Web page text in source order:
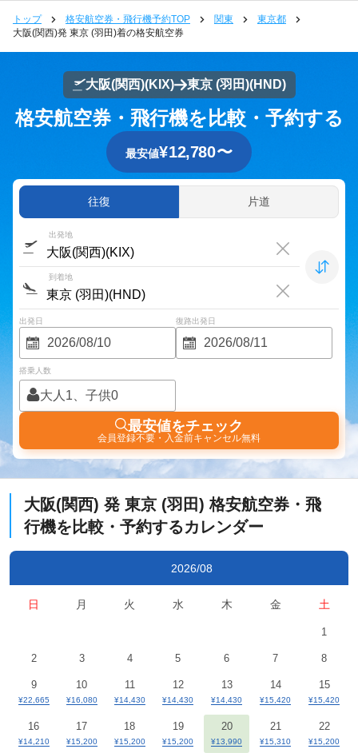
トップ 格安航空券・飛行機予約TOP 関東
東京都
大阪(関西)発 東京 (羽田)着の格安航空券
大阪(関西)(KIX) 東京 (羽田)(HND)
格安航空券・飛行機を比較・予約する
最安値¥12,780〜
往復 片道
出発地
到着地
出発日 復路出発日
搭乗人数
大人1、子供0
最安値をチェック
会員登録不要・入金前キャンセル無料
大阪(関西) 発 東京 (羽田)格安航空券・飛
行機を比較・予約するカレンダー
2026/08
日 月 火 水 木 金 土
1
2 3 4 5 6 7 8
9
¥22,665
10
¥16,080
11
¥14,430
12
¥14,430
13
¥14,430
14
¥15,420
15
¥15,420
16
¥14,210
17
¥15,200
18
¥15,200
19
¥15,200
20
¥13,990
21
¥15,310
22
¥15,200